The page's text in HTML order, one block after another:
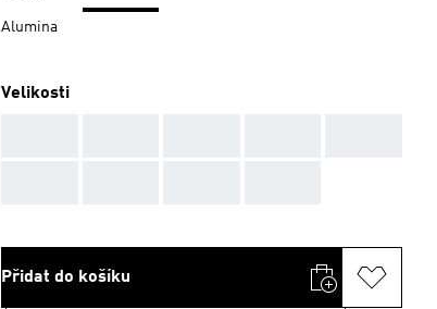
Alumina
Velikosti
Přidat do košíku